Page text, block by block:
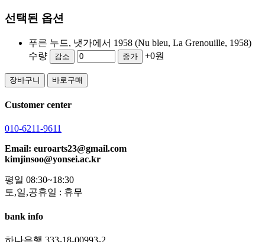
선택된 옵션
푸른 누드, 냇가에서 1958 (Nu bleu, La Grenouille, 1958)
수량
감소 증가 +0원
장바구니 바로구매
Customer center
010-6211-9611
Email: euroarts23@gmail.com
kimjinsoo@yonsei.ac.kr
평일 08:30~18:30
토,일,공휴일 : 휴무
bank info